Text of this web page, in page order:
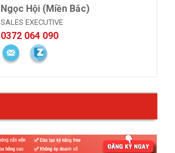
Ngọc Hội (Miền Bắc)
SALES EXECUTIVE
0372 064 090